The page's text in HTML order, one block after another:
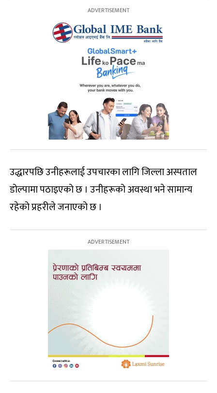
उद्धारपछि उनीहरूलाई उपचारका लागि जिल्ला अस्पताल
डोल्पामा पठाइएको छ । उनीहरूको अवस्था भने सामान्य
रहेको प्रहरीले जनाएको छ ।